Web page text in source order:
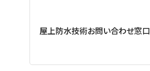
屋上防水技術お問い合わせ窓口